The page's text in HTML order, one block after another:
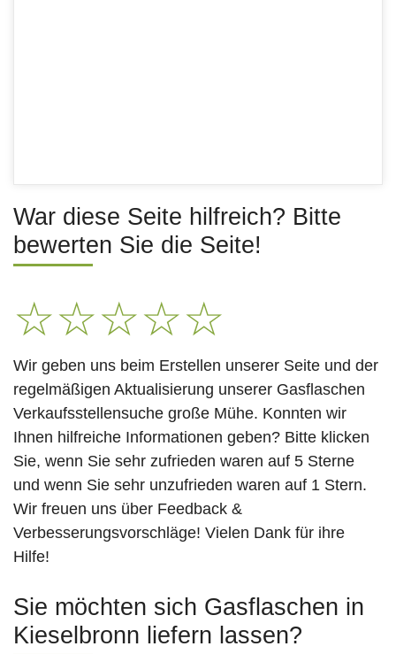
War diese Seite hilfreich? Bitte
bewerten Sie die Seite!
☆☆☆☆☆
Wir geben uns beim Erstellen unserer Seite und der
regelmäßigen Aktualisierung unserer Gasflaschen
Verkaufsstellensuche große Mühe. Konnten wir
Ihnen hilfreiche Informationen geben? Bitte klicken
Sie, wenn Sie sehr zufrieden waren auf 5 Sterne
und wenn Sie sehr unzufrieden waren auf 1 Stern.
Wir freuen uns über Feedback &
Verbesserungsvorschläge! Vielen Dank für ihre
Hilfe!
Sie möchten sich Gasflaschen in
Kieselbronn liefern lassen?